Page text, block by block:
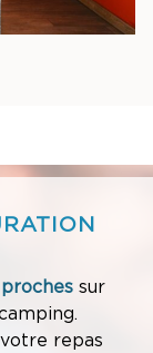
sur
repas